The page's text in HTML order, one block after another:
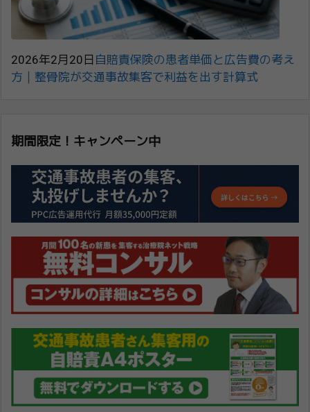
2026年2月20日 自賠責保険の患者単価と広告費の考え
方｜整骨院が交通事故集客で利益を出す計算式
期間限定！キャンペーン中